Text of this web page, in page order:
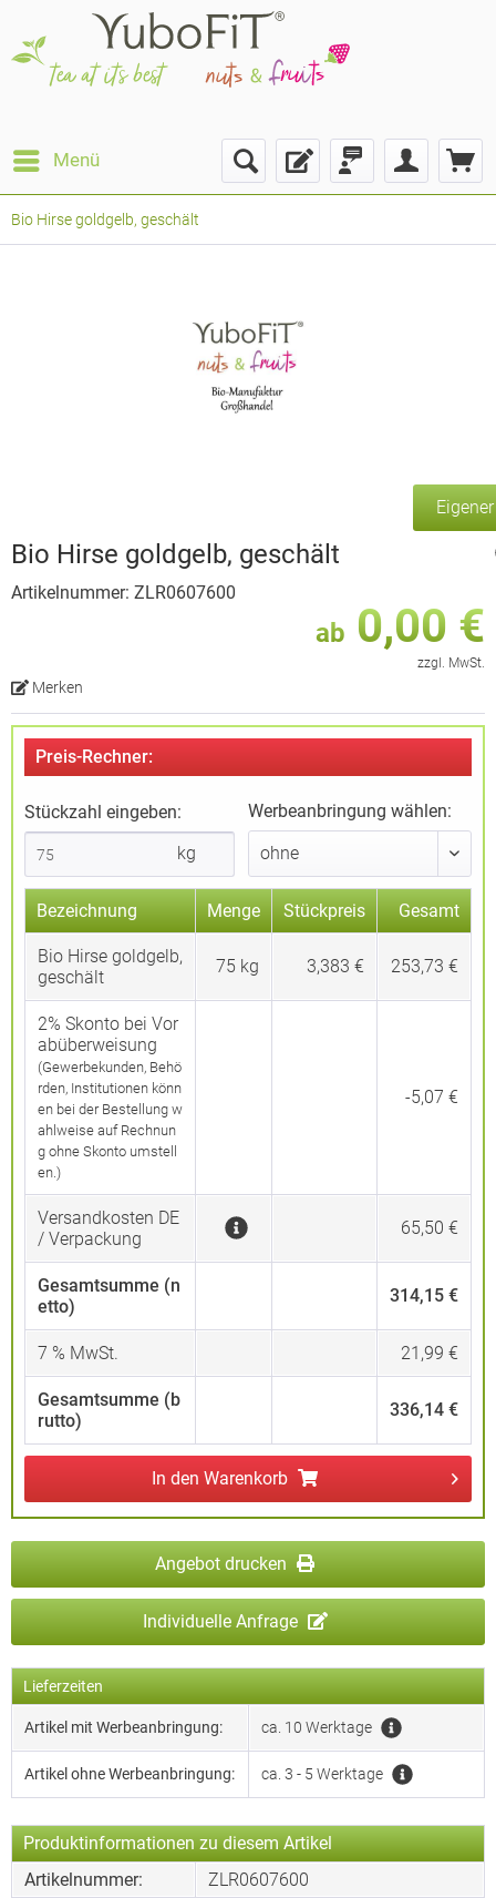
Menü
Bio Hirse goldgelb, geschält
Bio Hirse goldgelb, geschält
Artikelnummer: ZLR0607600
ab 0,00 €
zzgl. MwSt.
Merken
Preis-Rechner:
Stückzahl eingeben:
kg
Werbeanbringung wählen:
Bezeichnung Menge Stückpreis Gesamt
Bio Hirse goldgelb,
geschält
75 kg 3,383 € 253,73 €
2% Skonto bei Vor
abüberweisung
(Gewerbekunden, Behö
rden, Institutionen könn
en bei der Bestellung w
ahlweise auf Rechnun
g ohne Skonto umstell
en.)
-5,07 €
Versandkosten DE
/ Verpackung
65,50 €
Gesamtsumme (n
etto)
314,15 €
7 % MwSt. 21,99 €
Gesamtsumme (b
rutto)
336,14 €
In den Warenkorb
Angebot drucken
Individuelle Anfrage
Lieferzeiten
Artikel mit Werbeanbringung: ca. 10 Werktage
Artikel ohne Werbeanbringung: ca. 3 - 5 Werktage
Produktinformationen zu diesem Artikel
Artikelnummer:
ZLR0607600